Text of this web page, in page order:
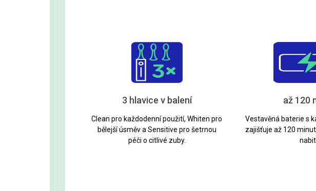
3 hlavice v balení
Clean pro každodenní použití, Whiten pro
bělejší úsměv a Sensitive pro šetrnou
péči o citlivé zuby.
až 120
Vestavěná baterie s
zajišťuje až 120